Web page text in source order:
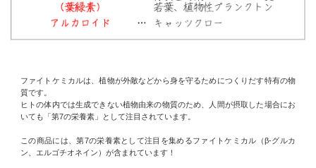
ファイトケミカルは、植物が外敵などから身を守るためにつくりだす特有の物
質です。
ヒトの体内では生成できない植物由来の物質のため、人間が摂取した場合にお
いても「第7の栄養素」として注目されています。
この商品には、第7の栄養素として注目を集めるファイトケミカル（β-グルカ
ン、エルゴチオネイン）が含まれています！